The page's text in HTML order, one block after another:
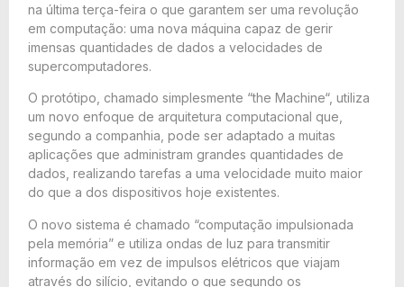
na última terça-feira o que garantem ser uma revolução
em computação: uma nova máquina capaz de gerir
imensas quantidades de dados a velocidades de
supercomputadores.
O protótipo, chamado simplesmente “the Machine“, utiliza
um novo enfoque de arquitetura computacional que,
segundo a companhia, pode ser adaptado a muitas
aplicações que administram grandes quantidades de
dados, realizando tarefas a uma velocidade muito maior
do que a dos dispositivos hoje existentes.
O novo sistema é chamado “computação impulsionada
pela memória” e utiliza ondas de luz para transmitir
informação em vez de impulsos elétricos que viajam
através do silício, evitando o que segundo os